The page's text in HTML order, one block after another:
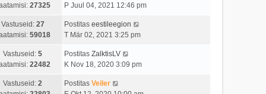
27325
P Juul 04, 2021 12:46 pm
Vastuseid: 27
59018
Postitas eestileegion
T Mär 02, 2021 3:25 pm
Vastuseid: 5
22482
Postitas ZalktisLV
K Nov 18, 2020 3:09 pm
Vastuseid: 2
Postitas Veiler